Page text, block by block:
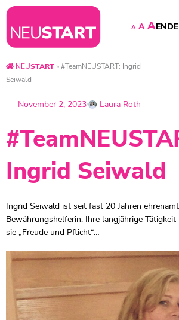
A A AENDE
NEUSTART»#TeamNEUSTART: Ingrid
Seiwald
November 2, 2023 Laura Roth
Ingrid Seiwald
Ingrid Seiwald ist seit fast 20 Jahren
Bewährungshelferin. Ihre langjährige
sie „Freude und Pflicht“…